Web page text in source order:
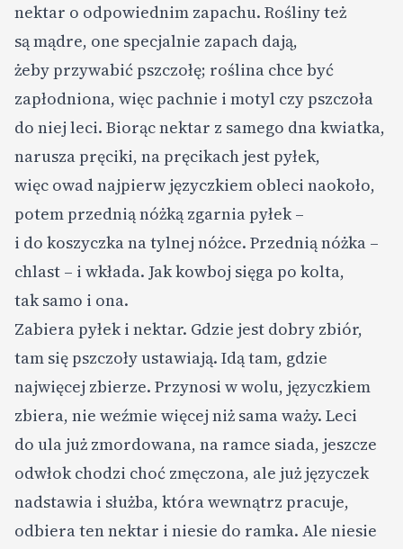
nektar o odpowiednim zapachu. Rośliny też
są mądre, one specjalnie zapach dają,
żeby przywabić pszczołę; roślina chce być
zapłodniona, więc pachnie i motyl czy pszczoła
do niej leci. Biorąc nektar z samego dna kwiatka,
narusza pręciki, na pręcikach jest pyłek,
więc owad najpierw języczkiem obleci naokoło,
potem przednią nóżką zgarnia pyłek –
i do koszyczka na tylnej nóżce. Przednią nóżka –
chlast – i wkłada. Jak kowboj sięga po kolta,
tak samo i ona.
Zabiera pyłek i nektar. Gdzie jest dobry zbiór,
tam się pszczoły ustawiają. Idą tam, gdzie
najwięcej zbierze. Przynosi w wolu, języczkiem
zbiera, nie weźmie więcej niż sama waży. Leci
do ula już zmordowana, na ramce siada, jeszcze
odwłok chodzi choć zmęczona, ale już języczek
nadstawia i służba, która wewnątrz pracuje,
odbiera ten nektar i niesie do ramka. Ale niesie